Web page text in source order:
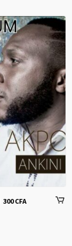
300CFA